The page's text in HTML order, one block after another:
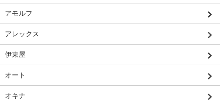
アモルフ
アレックス
伊東屋
オート
オキナ